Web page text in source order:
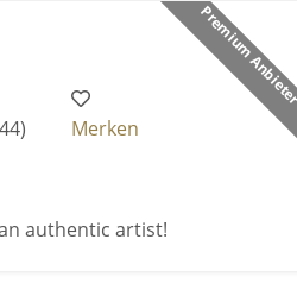
Premium Anbieter
Merken
authentic artist!